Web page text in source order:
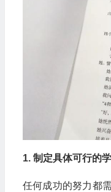
1. 制定具体可行的
任何成功的努力都